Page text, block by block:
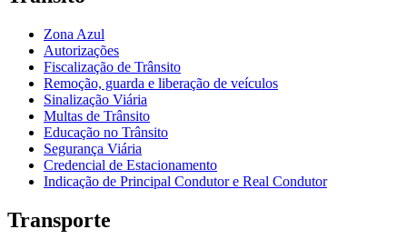
Zona Azul
Autorizações
Fiscalização de Trânsito
Remoção, guarda e liberação de veículos
Sinalização Viária
Multas de Trânsito
Educação no Trânsito
Segurança Viária
Credencial de Estacionamento
Indicação de Principal Condutor e Real Condutor
Transporte